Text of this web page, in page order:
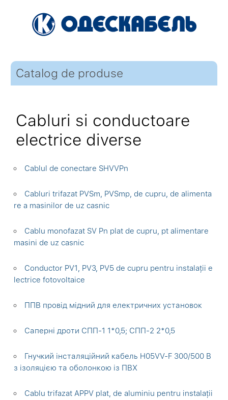
Catalog de produse
Cabluri si conductoare
electrice diverse
Cablul de conectare SHVVPn
Cabluri trifazat PVSm, PVSmp, de cupru, de alimenta
re a masinilor de uz casnic
Cablu monofazat SV Pn plat de cupru, pt alimentare
masini de uz casnic
Conductor PV1, PV3, PV5 de cupru pentru instalații e
lectrice fotovoltaice
ППВ провід мідний для електричних установок
Саперні дроти СПП-1 1*0,5; СПП-2 2*0,5
Гнучкий інсталяційний кабель H05VV-F 300/500 В
з ізоляцією та оболонкою із ПВХ
Cablu trifazat APPV plat, de aluminiu pentru instalații